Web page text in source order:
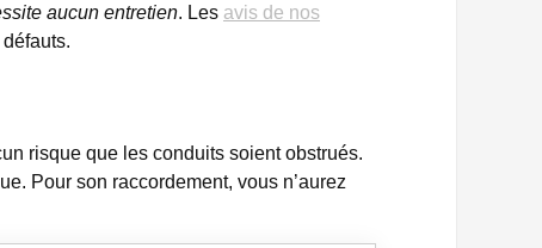
aucun entretien. Les avis de nos
risque que les conduits soient obstrués.
Pour son raccordement, vous n’aurez